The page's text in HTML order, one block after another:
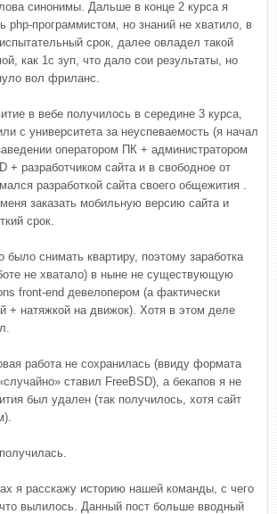
синонимы. Дальше в конце 2 курса я
php-программистом, но знаний не хватило, в
срок, далее овладел такой
как 1с зуп, что дало сои результаты, но
вол фриланс.
в вебе получилось в середине 3 курса,
с университета за неуспеваемость (я начал
оператором ПК + администратором
+ разработчиком сайта и в свободное от
разработкой сайта своего общежития .
заказать мобильную версию сайта и
срок.
было снимать квартиру, поэтому заработка
не хватало) в ныне не существующую
front-end девелопером (а фактически
+ натяжкой на движок). Хотя в этом деле
работа не сохранилась (ввиду формата
ставил FreeBSD), а бекапов я не
был удален (так получилось, хотя сайт
я расскажу историю нашей команды, с чего
вылилось. Данный пост больше вводный